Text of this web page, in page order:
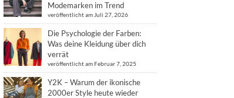
Modemarken im Trend
veröffentlicht am Juli 27, 2026
Die Psychologie der Farben:
Was deine Kleidung über dich
verrät
veröffentlicht am Februar 7, 2025
Y2K – Warum der ikonische
2000er Style heute wieder